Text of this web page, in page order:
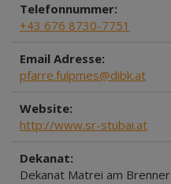
Telefonnummer:
+43 676 8730-7751
Email Adresse:
pfarre.fulpmes@dibk.at
Website:
http://www.sr-stubai.at
Dekanat:
Dekanat Matrei am Brenner